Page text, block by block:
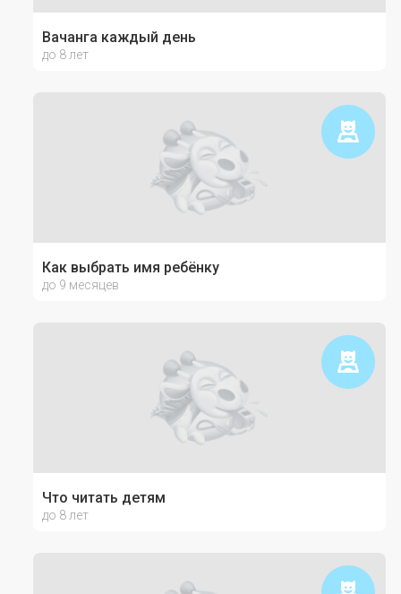
Вачанга каждый день
до 8 лет
Как выбрать имя ребёнку
до 9 месяцев
Что читать детям
до 8 лет